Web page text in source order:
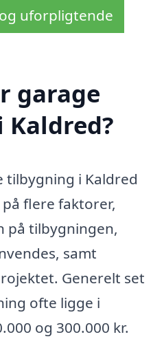
uforpligtende
garage
tilbygning i Kaldred
flere faktorer,
på tilbygningen,
samt
Generelt set
ofte ligge i
og 300.000 kr.